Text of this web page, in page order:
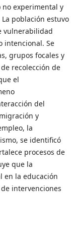
experimental y
población estuvo
vulnerabilidad
intencional. Se
grupos focales y
recolección de
el
del
y
la
se identificó
procesos de
que la
en la educación
intervenciones